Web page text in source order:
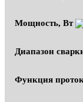
Мощность, Вт
Диапазон
Функция